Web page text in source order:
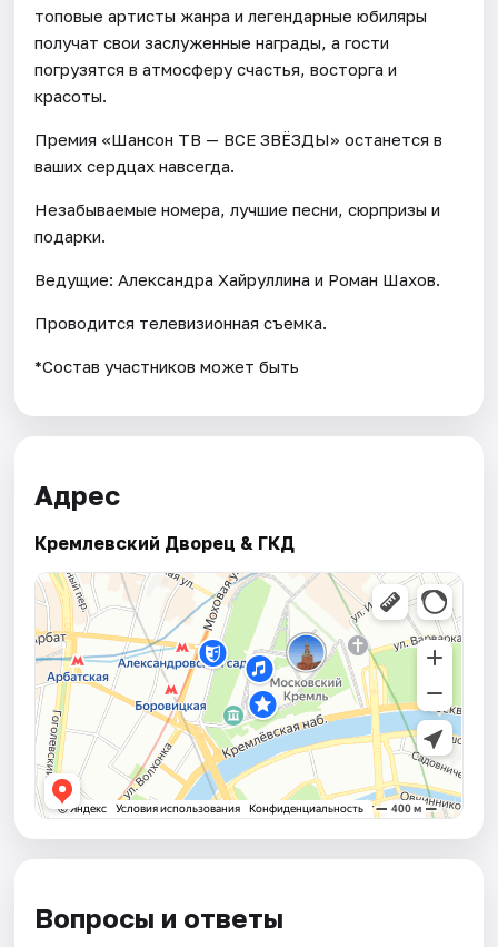
топовые артисты жанра и легендарные юбиляры
получат свои заслуженные награды, а гости
погрузятся в атмосферу счастья, восторга и
красоты.
Премия «Шансон ТВ — ВСЕ ЗВЁЗДЫ» останется в
ваших сердцах навсегда.
Незабываемые номера, лучшие песни, сюрпризы и
подарки.
Ведущие: Александра Хайруллина и Роман Шахов.
Проводится телевизионная съемка.
*Состав участников может быть
Адрес
Кремлевский Дворец & ГКД
Вопросы и ответы